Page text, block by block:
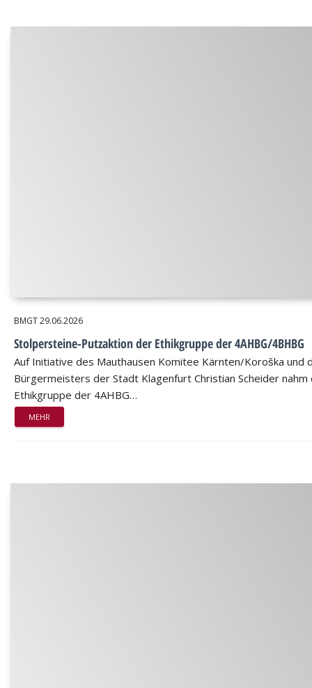
BMGT29.06.2026
Stolpersteine-Putzaktion der Ethikgruppe der 4AHBG/4BHBG
Auf Initiative des Mauthausen Komitee Kärnten/Koroška und
Bürgermeisters der Stadt Klagenfurt Christian Scheider nahm
Ethikgruppe der 4AHBG…
MEHR